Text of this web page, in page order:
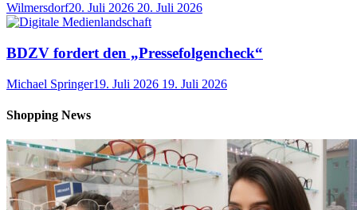
Wilmersdorf20. Juli 2026 20. Juli 2026
BDZV fordert den „Pressefolgencheck“
Michael Springer19. Juli 2026 19. Juli 2026
Shopping News